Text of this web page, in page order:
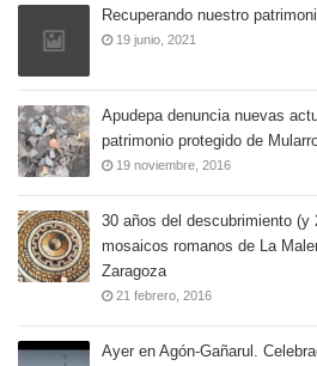
Recuperando nuestro
19 junio, 2021
Apudepa denuncia nuevas
patrimonio protegido de
19 noviembre, 2016
30 años del descubrimiento (y
mosaicos romanos de La
Zaragoza
21 febrero, 2016
Ayer en Agón-Gañarul.